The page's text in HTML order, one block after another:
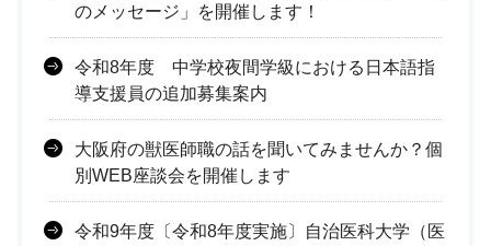
のメッセージ」を開催します！
令和8年度 中学校夜間学級における日本語指
導支援員の追加募集案内
大阪府の獣医師職の話を聞いてみませんか？個
別WEB座談会を開催します
令和9年度〔令和8年度実施〕自治医科大学（医